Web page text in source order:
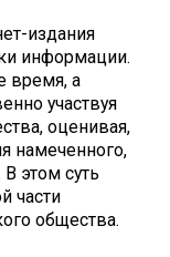
издания
информации.
время, а
участвуя
оценивая,
намеченного,
этом суть
части
общества.